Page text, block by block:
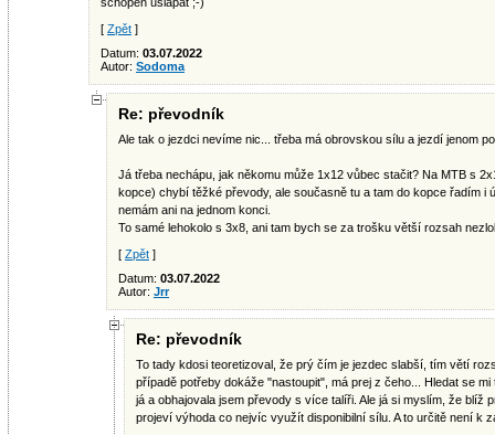
[ Zpět ]
Datum: 03.07.2022
Autor: Sodoma
Re: převodník
Ale tak o jezdci nevíme nic... třeba má obrovskou sílu a jezdí jenom
Já třeba nechápu, jak někomu může 1x12 vůbec stačit? Na MTB s
kopce) chybí těžké převody, ale současně tu a tam do kopce řadím i
nemám ani na jednom konci.
To samé lehokolo s 3x8, ani tam bych se za trošku větší rozsah
[ Zpět ]
Datum: 03.07.2022
Autor: Jrr
Re: převodník
To tady kdosi teoretizoval, že prý čím je jezdec slabší, tím větí
případě potřeby dokáže "nastoupit", má prej z čeho... Hledat se
já a obhajovala jsem převody s více talíři. Ale já si myslím, že blíž
projeví výhoda co nejvíc využít disponibilní sílu. A to určitě není k